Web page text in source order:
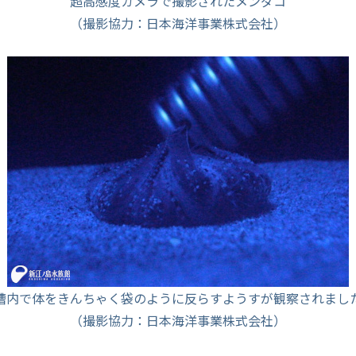
（撮影協力：日本海洋事業株式会社）
内で体をきんちゃく袋のように反らすようすが観察されまし
（撮影協力：日本海洋事業株式会社）